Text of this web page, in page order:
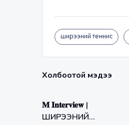
ширээний теннис
Холбоотой мэдээ
𝐌 𝐈𝐧𝐭𝐞𝐫𝐯𝐢𝐞𝐰 |
ШИРЭЭНИЙ